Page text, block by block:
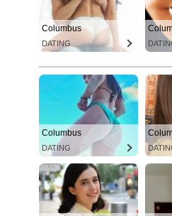
Columbus
DATING
Columbus
DATING